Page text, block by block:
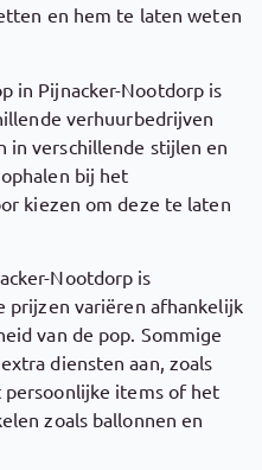
en hem te laten weten
in Pijnacker-Nootdorp is
verhuurbedrijven
in verschillende stijlen en
bij het
kiezen om deze te laten
Nootdorp is
prijzen variëren afhankelijk
van de pop. Sommige
diensten aan, zoals
items of het
zoals ballonnen en